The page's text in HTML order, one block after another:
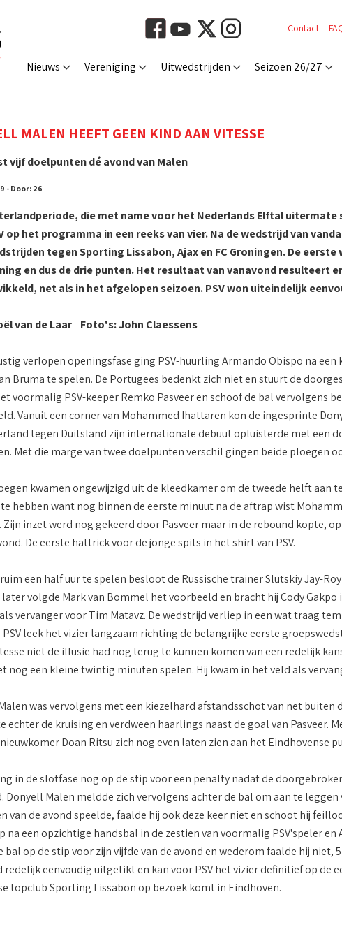
Contact
Nieuws Vereniging Uitwedstrijden Seizoen 26/27
MALEN HEEFT GEEN KIND AAN VITESSE
vijf doelpunten dé avond van Malen
- Door: 26
die met name voor het Nederlands Elftal
op het programma in een reeks van vier. Na de wedstrijd van
tegen Sporting Lissabon, Ajax en FC Groningen. De
en dus de drie punten. Het resultaat van vanavond resulteert
net als in het afgelopen seizoen. PSV won uiteindelijk
van de Laar Foto's: John Claessens
verlopen openingsfase ging PSV-huurling Armando Obispo na
Bruma te spelen. De Portugees bedenkt zich niet en stuurt de
voormalig PSV-keeper Remko Pasveer en schoof de bal vervolgens
Vanuit een corner van Mohammed Ihattaren kon de ingesprinte
tegen Duitsland zijn internationale debuut opluisterde met een
Met die marge van twee doelpunten verschil gingen beide ploegen
kwamen ongewijzigd uit de kleedkamer om de tweede helft aan
hebben want nog binnen de eerste minuut na de aftrap wist
inzet werd nog gekeerd door Pasveer maar in de rebound kopte,
De eerste hattrick voor de jonge spits in het shirt van PSV.
een half uur te spelen besloot de Russische trainer Slutskiy Jay-
later volgde Mark van Bommel het voorbeeld en bracht hij Cody
vervanger voor Tim Matavz. De wedstrijd verliep in een wat traag
leek het vizier langzaam richting de belangrijke eerste
niet de illusie had nog terug te kunnen komen van een redelijk
nog een kleine twintig minuten spelen. Hij kwam in het veld als
was vervolgens met een kiezelhard afstandsschot van net buiten
echter de kruising en verdween haarlings naast de goal van Pasveer.
Doan Ritsu zich nog even laten zien aan het Eindhovense
in de slotfase nog op de stip voor een penalty nadat de
Donyell Malen meldde zich vervolgens achter de bal om aan te
van de avond speelde, faalde hij ook deze keer niet en schoot hij
na een opzichtige handsbal in de zestien van voormalig PSV'speler
bal op de stip voor zijn vijfde van de avond en wederom faalde hij
redelijk eenvoudig uitgetikt en kan voor PSV het vizier definitief op de
topclub Sporting Lissabon op bezoek komt in Eindhoven.